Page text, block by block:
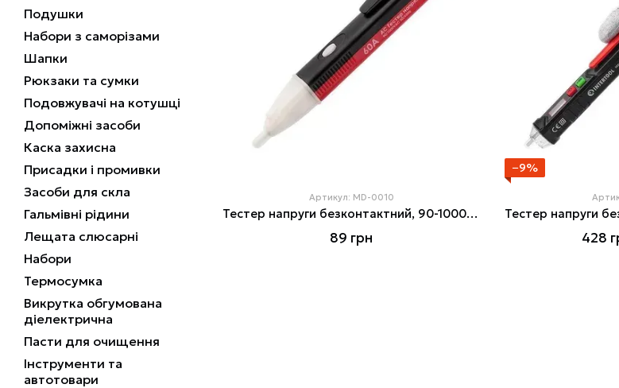
Артикул: MD-0010
Тестер напруги безконтактний, 90-1000В,підсвічування, звукова та світлова індикація, від 2хААА, INTERTOOL MD-0010
89 грн
−9%
428
Подушки
Набори з саморізами
Шапки
Рюкзаки та сумки
Подовжувачі на котушці
Допоміжні засоби
Каска захисна
Присадки і промивки
Засоби для скла
Гальмівні рідини
Лещата слюсарні
Набори
Термосумка
Викрутка обгумована
діелектрична
Пасти для очищення
Інструменти та
автотовари